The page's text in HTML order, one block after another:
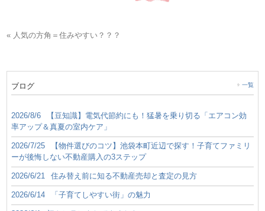
« 人気の方角＝住みやすい？？？
ブログ 一覧
2026/8/6
【豆知識】電気代節約にも！猛暑を乗り切る「エアコン効
率アップ＆真夏の室内ケア」
2026/7/25
【物件選びのコツ】池袋本町近辺で探す！子育てファミリ
ーが後悔しない不動産購入の3ステップ
2026/6/21 住み替え前に知る不動産売却と査定の見方
2026/6/14 「子育てしやすい街」の魅力